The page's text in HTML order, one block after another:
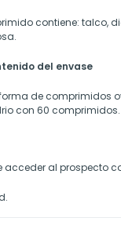
contiene: talco,
del envase
de comprimidos
con 60 comprimidos.
al prospecto